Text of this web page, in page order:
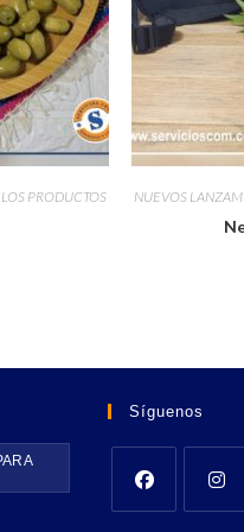
PRODUCTOS NUEVOS
Síguenos